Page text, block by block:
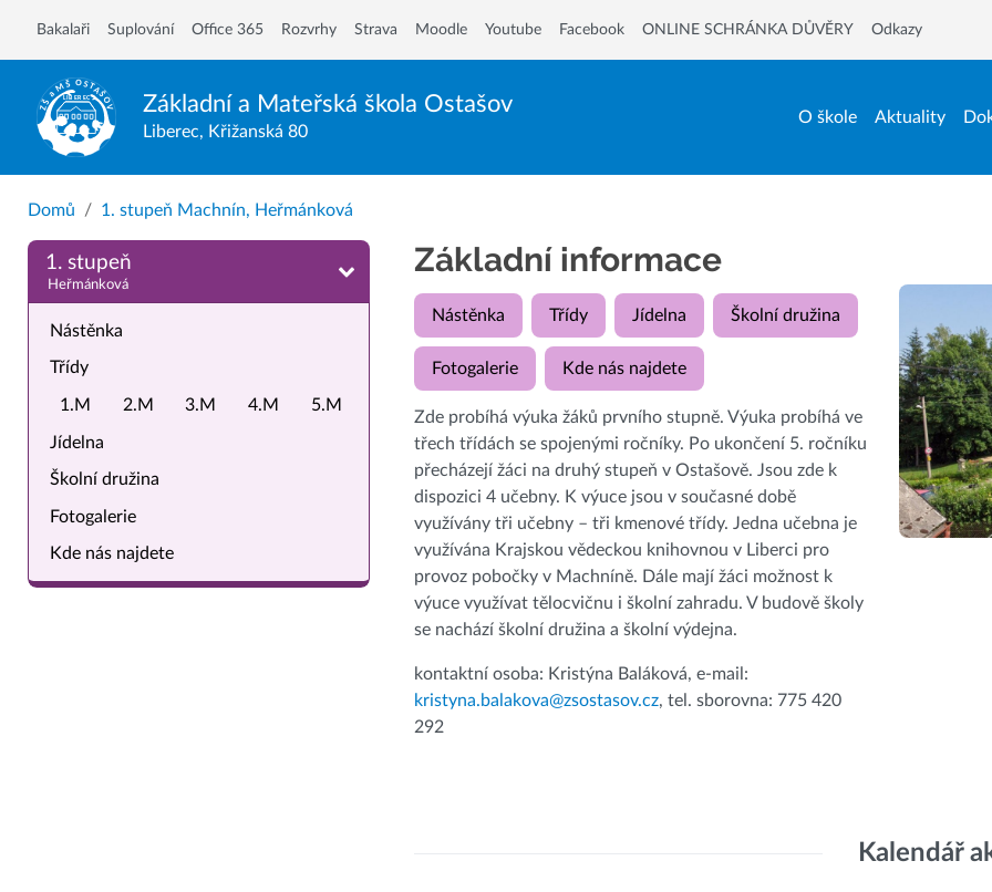
Základní a Mateřská škola Ostašov
Liberec, Křižanská 80
O škole Aktuality
Bakalaři Suplování Office 365 Rozvrhy Strava Moodle Youtube Facebook ONLINE SCHRÁNKA DŮVĚRY Odkazy
Domů 1. stupeň Machnín, Heřmánková
1. stupeň
Heřmánková
Nástěnka
Třídy
1.M 2.M 3.M 4.M 5.M
Jídelna
Školní družina
Fotogalerie
Kde nás najdete
Základní informace
Nástěnka Třídy Jídelna Školní družina
Fotogalerie Kde nás najdete
Zde probíhá výuka žáků prvního stupně. Výuka probíhá ve
třech třídách se spojenými ročníky. Po ukončení 5. ročníku
přecházejí žáci na druhý stupeň v Ostašově. Jsou zde k
dispozici 4 učebny. K výuce jsou v současné době
využívány tři učebny – tři kmenové třídy. Jedna učebna je
využívána Krajskou vědeckou knihovnou v Liberci pro
provoz pobočky v Machníně. Dále mají žáci možnost k
výuce využívat tělocvičnu i školní zahradu. V budově školy
se nachází školní družina a školní výdejna.
kontaktní osoba: Kristýna Baláková, e-mail:
kristyna.balakova@zsostasov.cz, tel. sborovna: 775 420
292
Kalendář